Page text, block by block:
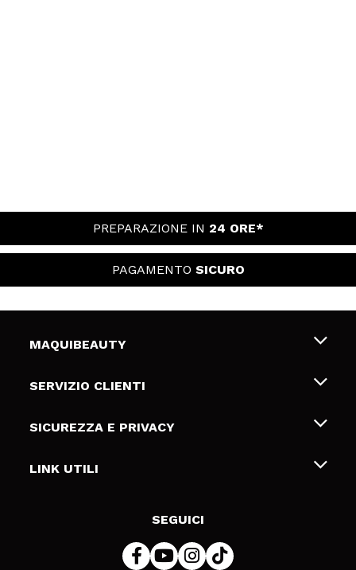
PREPARAZIONE IN 24 ORE*
PAGAMENTO SICURO
MAQUIBEAUTY
Chi siamo
Gift Cards
SERVIZIO CLIENTI
Spedizioni & Resi
Metodi di pagamamento
SICUREZZA E PRIVACY
Termini e condizioni
LINK UTILI
SEGUICI